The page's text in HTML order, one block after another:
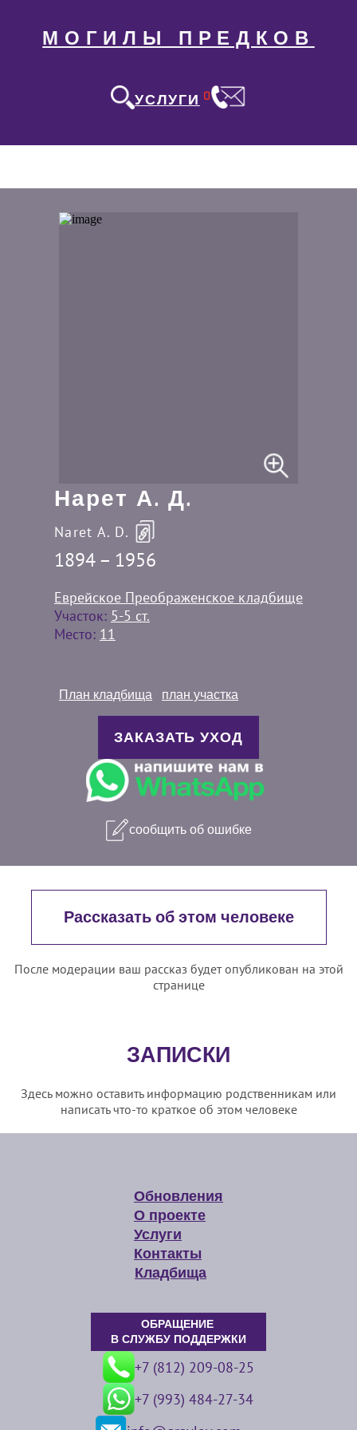
МОГИЛЫ ПРЕДКОВ
УСЛУГИ 0
Нарет А. Д.
Naret A. D.
1894 – 1956
Еврейское Преображенское кладбище
Участок: 5-5 ст.
Место: 11
План кладбища план участка
ЗАКАЗАТЬ УХОД
сообщить об ошибке
Рассказать об этом человеке
После модерации ваш рассказ будет опубликован на этой
странице
ЗАПИСКИ
Здесь можно оставить информацию родственникам или
написать что-то краткое об этом человеке
Обновления
О проекте
Услуги
Контакты
Кладбища
ОБРАЩЕНИЕ
В СЛУЖБУ ПОДДЕРЖКИ
+7 (812) 209-08-25
+7 (993) 484-27-34